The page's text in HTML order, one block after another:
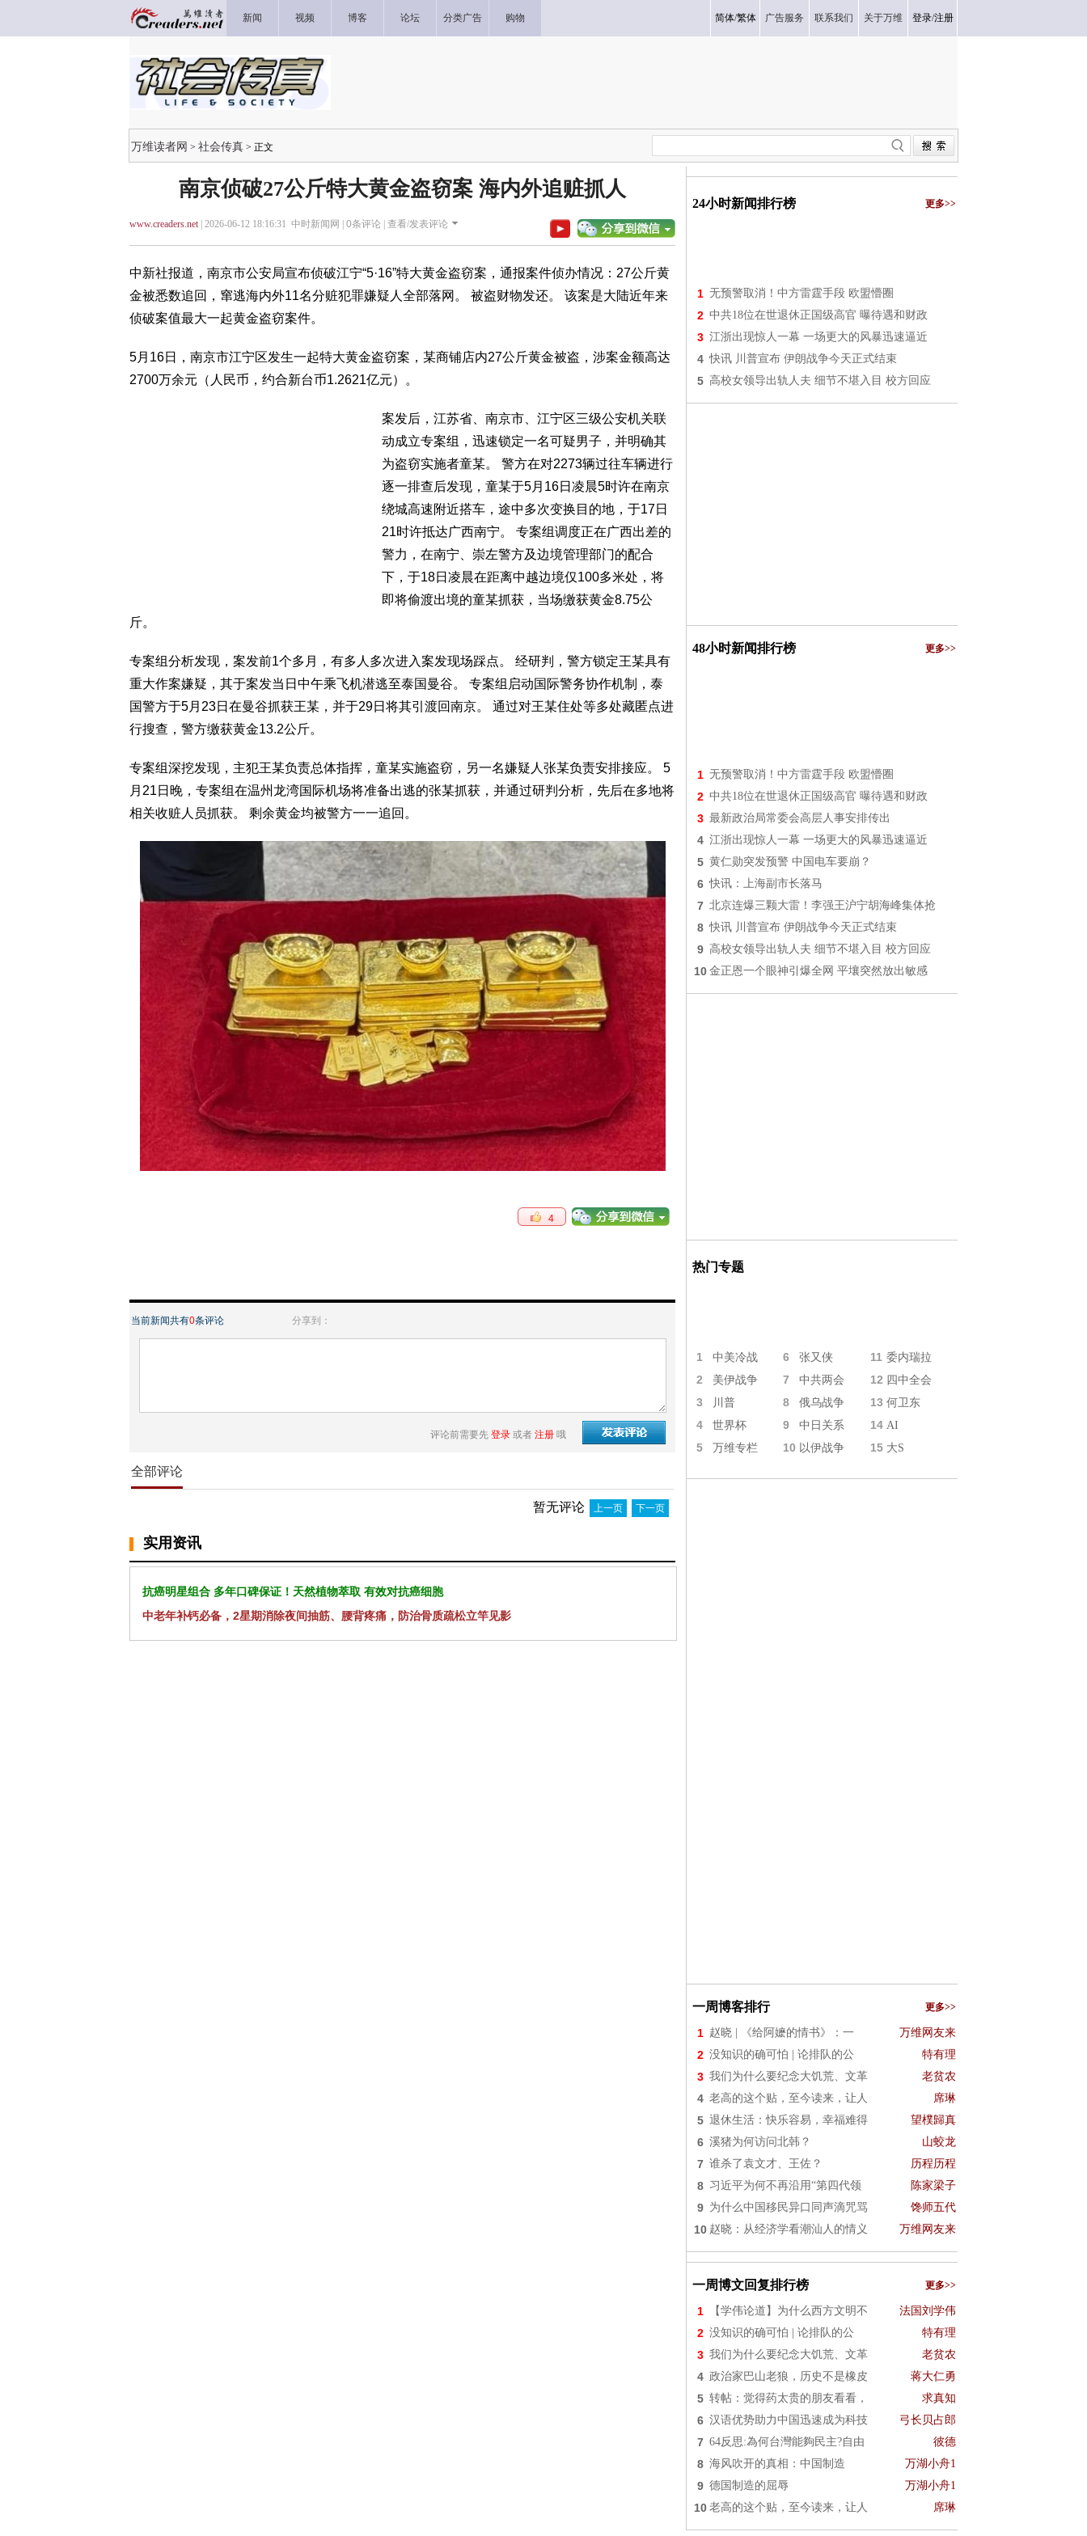
新闻 视频 博客 论坛 分类广告 购物 简体/繁体 广告服务 联系我们 关于万维 登录/注册
万维读者网 > 社会传真 > 正文
南京侦破27公斤特大黄金盗窃案 海内外追赃抓人
www.creaders.net| 2026-06-12 18:16:31 中时新闻网 | 0条评论 | 查看/发表评论
中新社报道，南京市公安局宣布侦破江宁“5·16”特大黄金盗窃案，通报案件侦办情况：27公斤黄
金被悉数追回，窜逃海内外11名分赃犯罪嫌疑人全部落网。 被盗财物发还。 该案是大陆近年来
侦破案值最大一起黄金盗窃案件。
5月16日，南京市江宁区发生一起特大黄金盗窃案，某商铺店内27公斤黄金被盗，涉案金额高达
2700万余元（人民币，约合新台币1.2621亿元）。
案发后，江苏省、南京市、江宁区三级公安机关联
动成立专案组，迅速锁定一名可疑男子，并明确其
为盗窃实施者童某。 警方在对2273辆过往车辆进行
逐一排查后发现，童某于5月16日凌晨5时许在南京
绕城高速附近搭车，途中多次变换目的地，于17日
21时许抵达广西南宁。 专案组调度正在广西出差的
警力，在南宁、崇左警方及边境管理部门的配合
下，于18日凌晨在距离中越边境仅100多米处，将
即将偷渡出境的童某抓获，当场缴获黄金8.75公
斤。
专案组分析发现，案发前1个多月，有多人多次进入案发现场踩点。 经研判，警方锁定王某具有
重大作案嫌疑，其于案发当日中午乘飞机潜逃至泰国曼谷。 专案组启动国际警务协作机制，泰
国警方于5月23日在曼谷抓获王某，并于29日将其引渡回南京。 通过对王某住处等多处藏匿点进
行搜查，警方缴获黄金13.2公斤。
专案组深挖发现，主犯王某负责总体指挥，童某实施盗窃，另一名嫌疑人张某负责安排接应。 5
月21日晚，专案组在温州龙湾国际机场将准备出逃的张某抓获，并通过研判分析，先后在多地将
相关收赃人员抓获。 剩余黄金均被警方一一追回。
4
当前新闻共有0条评论 分享到：
评论前需要先 登录 或者 注册 哦
全部评论
暂无评论 上一页 下一页
实用资讯
抗癌明星组合 多年口碑保证！天然植物萃取 有效对抗癌细胞
中老年补钙必备，2星期消除夜间抽筋、腰背疼痛，防治骨质疏松立竿见影
24小时新闻排行榜 更多>>
1 无预警取消！中方雷霆手段 欧盟懵圈
2 中共18位在世退休正国级高官 曝待遇和财政
3 江浙出现惊人一幕 一场更大的风暴迅速逼近
4 快讯 川普宣布 伊朗战争今天正式结束
5 高校女领导出轨人夫 细节不堪入目 校方回应
48小时新闻排行榜 更多>>
1 无预警取消！中方雷霆手段 欧盟懵圈
2 中共18位在世退休正国级高官 曝待遇和财政
3 最新政治局常委会高层人事安排传出
4 江浙出现惊人一幕 一场更大的风暴迅速逼近
5 黄仁勋突发预警 中国电车要崩？
6 快讯：上海副市长落马
7 北京连爆三颗大雷！李强王沪宁胡海峰集体抢
8 快讯 川普宣布 伊朗战争今天正式结束
9 高校女领导出轨人夫 细节不堪入目 校方回应
10 金正恩一个眼神引爆全网 平壤突然放出敏感
热门专题
1 中美冷战 6 张又侠 11 委内瑞拉
2 美伊战争 7 中共两会 12 四中全会
3 川普 8 俄乌战争 13 何卫东
4 世界杯 9 中日关系 14 AI
5 万维专栏 10 以伊战争 15 大S
一周博客排行 更多>>
1 赵晓 | 《给阿嬷的情书》：一 万维网友来
2 没知识的确可怕 | 论排队的公 特有理
3 我们为什么要纪念大饥荒、文革 老贫农
4 老高的这个贴，至今读来，让人 席琳
5 退休生活：快乐容易，幸福难得 望樸歸真
6 溪猪为何访问北韩？ 山蛟龙
7 谁杀了袁文才、王佐？ 历程历程
8 习近平为何不再沿用“第四代领 陈家梁子
9 为什么中国移民异口同声滴咒骂 馋师五代
10 赵晓：从经济学看潮汕人的情义 万维网友来
一周博文回复排行榜 更多>>
1 【学伟论道】为什么西方文明不 法国刘学伟
2 没知识的确可怕 | 论排队的公 特有理
3 我们为什么要纪念大饥荒、文革 老贫农
4 政治家巴山老狼，历史不是橡皮 蒋大仁勇
5 转帖：觉得药太贵的朋友看看， 求真知
6 汉语优势助力中国迅速成为科技 弓长贝占郎
7 64反思:為何台灣能夠民主?自由 彼德
8 海风吹开的真相：中国制造 万湖小舟1
9 德国制造的屈辱 万湖小舟1
10 老高的这个贴，至今读来，让人 席琳